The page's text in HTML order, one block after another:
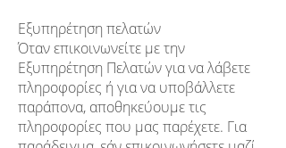
Εξυπηρέτηση πελατών
Όταν επικοινωνείτε με την
Εξυπηρέτηση Πελατών για να λάβετε
πληροφορίες ή για να υποβάλλετε
παράπονα, αποθηκεύουμε τις
πληροφορίες που μας παρέχετε. Για